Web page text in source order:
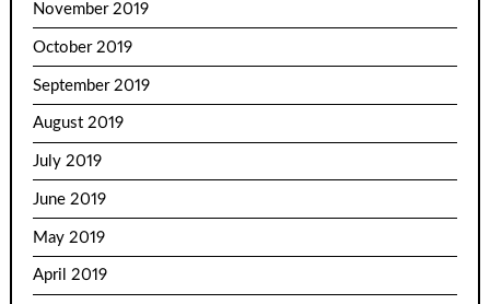
November 2019
October 2019
September 2019
August 2019
July 2019
June 2019
May 2019
April 2019